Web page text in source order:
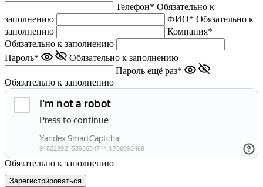
Телефон* Обязательно к
заполнению
ФИО* Обязательно к
заполнению
Компания*
Обязательно к заполнению
Пароль*
Обязательно к заполнению
Пароль ещё раз*
Обязательно к заполнению
Обязательно к заполнению